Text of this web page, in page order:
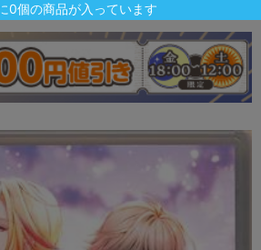
0個の商品が入っています